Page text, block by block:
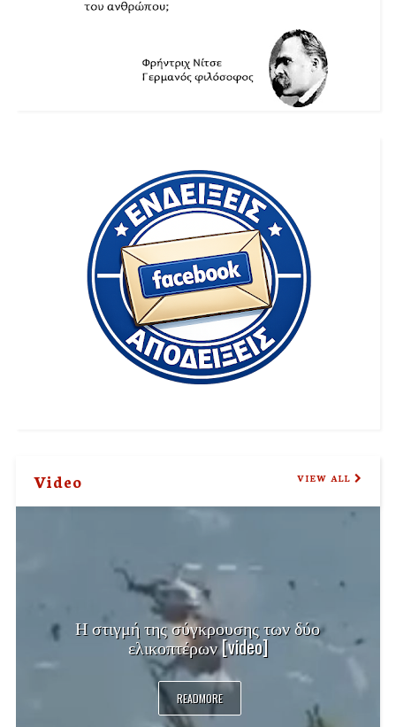
Video VIEW ALL
Η στιγμή της σύγκρουσης των δύο
ελικοπτέρων [video]
READMORE